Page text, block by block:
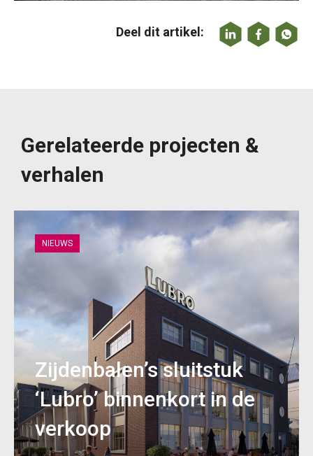
Deel dit artikel:
Gerelateerde projecten &
verhalen
NIEUWS
Zijdenbalen’s sluitstuk
‘Lubro’ binnenkort in de
verkoop